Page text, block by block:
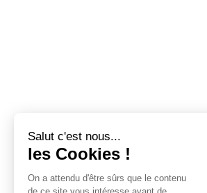
Salut c'est nous...
les Cookies !
On a attendu d'être sûrs que le contenu